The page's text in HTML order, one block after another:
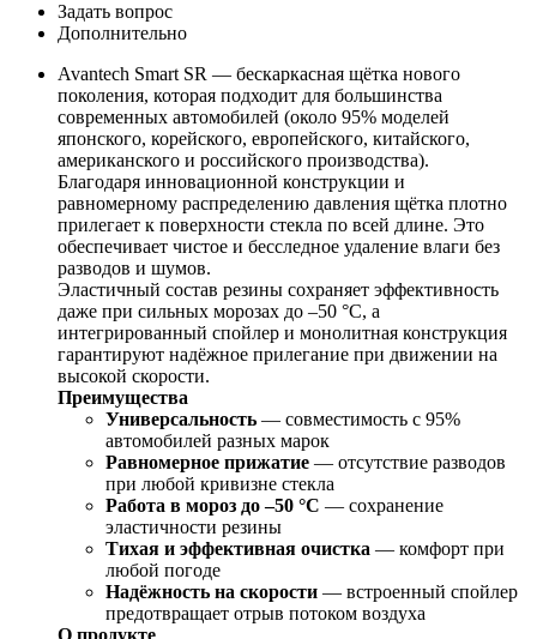
Задать вопрос
Дополнительно
Avantech Smart SR — бескаркасная щётка нового
поколения, которая подходит для большинства
современных автомобилей (около 95% моделей
японского, корейского, европейского, китайского,
американского и российского производства).
Благодаря инновационной конструкции и
равномерному распределению давления щётка плотно
прилегает к поверхности стекла по всей длине. Это
обеспечивает чистое и бесследное удаление влаги без
разводов и шумов.
Эластичный состав резины сохраняет эффективность
даже при сильных морозах до –50 °C, а
интегрированный спойлер и монолитная конструкция
гарантируют надёжное прилегание при движении на
высокой скорости.
Преимущества
Универсальность — совместимость с 95%
автомобилей разных марок
Равномерное прижатие — отсутствие разводов
при любой кривизне стекла
Работа в мороз до –50 °C — сохранение
эластичности резины
Тихая и эффективная очистка — комфорт при
любой погоде
Надёжность на скорости — встроенный спойлер
предотвращает отрыв потоком воздуха
О продукте